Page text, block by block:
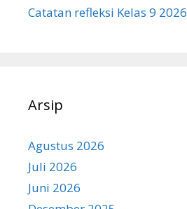
Catatan refleksi Kelas 9 2026
Arsip
Agustus 2026
Juli 2026
Juni 2026